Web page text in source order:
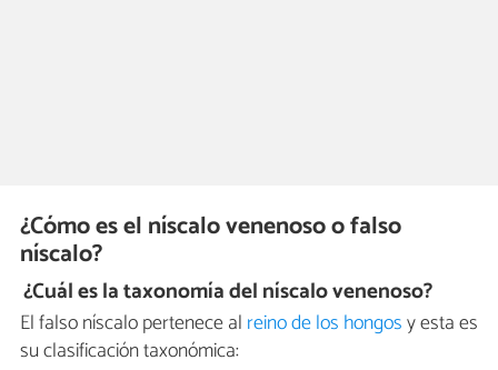
¿Cómo es el níscalo venenoso o falso
níscalo?
¿Cuál es la taxonomía del níscalo venenoso?
El falso níscalo pertenece al reino de los hongosy esta es
su clasificación taxonómica: